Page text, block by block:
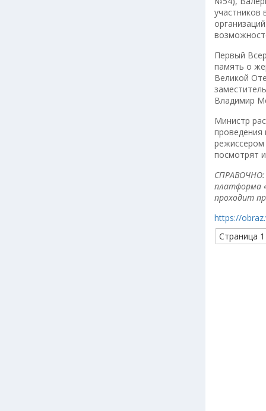
участников
Первый
память о
Великой
Владимир
Министр
проведения
режиссером
посмотрят
СПРАВОЧНО:
платформа
проходит
https://
Страница